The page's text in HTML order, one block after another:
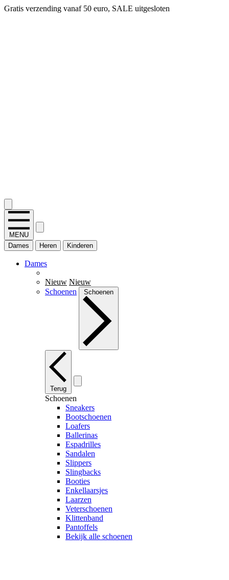
Gratis verzending vanaf 50 euro, SALE uitgesloten
MENU
Dames
Heren Kinderen
Dames
Nieuw Nieuw
Schoenen
Schoenen
Terug
Schoenen
Sneakers
Bootschoenen
Loafers
Ballerinas
Espadrilles
Sandalen
Slippers
Slingbacks
Booties
Enkellaarsjes
Laarzen
Veterschoenen
Klittenband
Pantoffels
Bekijk alle schoenen